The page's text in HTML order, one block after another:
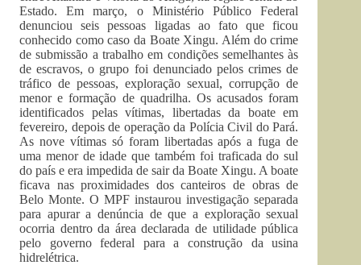
Estado. Em março, o Ministério Público Federal
denunciou seis pessoas ligadas ao fato que ficou
conhecido como caso da Boate Xingu. Além do crime
de submissão a trabalho em condições semelhantes às
de escravos, o grupo foi denunciado pelos crimes de
tráfico de pessoas, exploração sexual, corrupção de
menor e formação de quadrilha. Os acusados foram
identificados pelas vítimas, libertadas da boate em
fevereiro, depois de operação da Polícia Civil do Pará.
As nove vítimas só foram libertadas após a fuga de
uma menor de idade que também foi traficada do sul
do país e era impedida de sair da Boate Xingu. A boate
ficava nas proximidades dos canteiros de obras de
Belo Monte. O MPF instaurou investigação separada
para apurar a denúncia de que a exploração sexual
ocorria dentro da área declarada de utilidade pública
pelo governo federal para a construção da usina
hidrelétrica.